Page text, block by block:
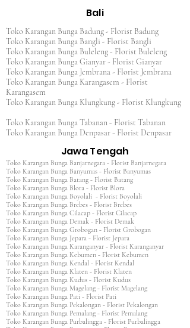
Bali
Toko Karangan Bunga Badung - Florist Badung
Toko Karangan Bunga Bangli - Florist Bangli
Toko Karangan Bunga Buleleng - Florist Buleleng
Toko Karangan Bunga Gianyar - Florist Gianyar
Toko Karangan Bunga Jembrana - Florist Jembrana
Toko Karangan Bunga Karangasem - Florist
Karangasem
Toko Karangan Bunga Klungkung - Florist Klungkung
Toko Karangan Bunga Tabanan - Florist Tabanan
Toko Karangan Bunga Denpasar - Florist Denpasar
Jawa Tengah
Toko Karangan Bunga Banjarnegara - Florist Banjarnegara
Toko Karangan Bunga Banyumas - Florist Banyumas
Toko Karangan Bunga Batang - Florist Batang
Toko Karangan Bunga Blora - Florist Blora
Toko Karangan Bunga Boyolali - Florist Boyolali
Toko Karangan Bunga Brebes - Florist Brebes
Toko Karangan Bunga Cilacap - Florist Cilacap
Toko Karangan Bunga Demak - Florist Demak
Toko Karangan Bunga Grobogan - Florist Grobogan
Toko Karangan Bunga Jepara - Florist Jepara
Toko Karangan Bunga Karanganyar - Florist Karanganyar
Toko Karangan Bunga Kebumen - Florist Kebumen
Toko Karangan Bunga Kendal - Florist Kendal
Toko Karangan Bunga Klaten - Florist Klaten
Toko Karangan Bunga Kudus - Florist Kudus
Toko Karangan Bunga Magelang - Florist Magelang
Toko Karangan Bunga Pati - Florist Pati
Toko Karangan Bunga Pekalongan - Florist Pekalongan
Toko Karangan Bunga Pemalang - Florist Pemalang
Toko Karangan Bunga Purbalingga - Florist Purbalingga